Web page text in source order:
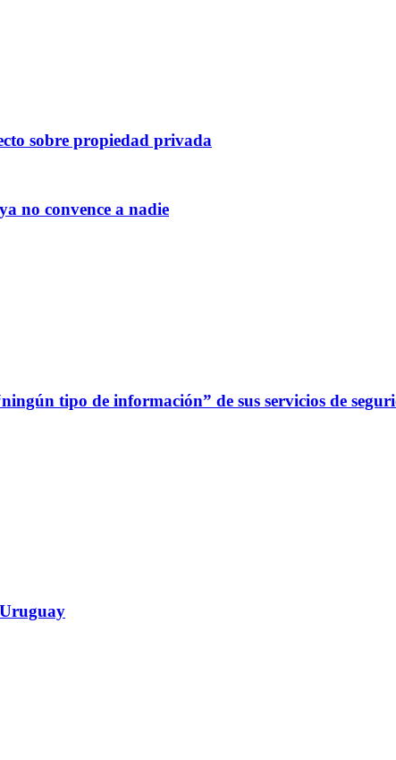
sobre propiedad privada
no convence a nadie
tipo de información” de sus servicios de